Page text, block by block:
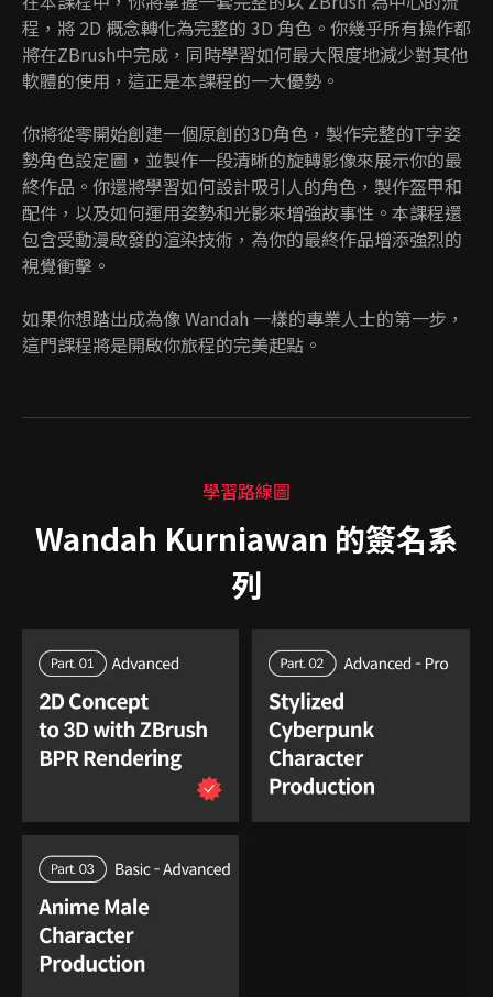
程，將 2D 概念轉化為完整的 3D 角色。你幾乎所有操作都
將在ZBrush中完成，同時學習如何最大限度地減少對其他
軟體的使用，這正是本課程的一大優勢。
你將從零開始創建一個原創的3D角色，製作完整的T字姿
勢角色設定圖，並製作一段清晰的旋轉影像來展示你的最
終作品。你還將學習如何設計吸引人的角色，製作盔甲和
配件，以及如何運用姿勢和光影來增強故事性。本課程還
包含受動漫啟發的渲染技術，為你的最終作品增添強烈的
視覺衝擊。
如果你想踏出成為像 Wandah 一樣的專業人士的第一步，
這門課程將是開啟你旅程的完美起點。
學習路線圖
Wandah Kurniawan 的簽名系
列